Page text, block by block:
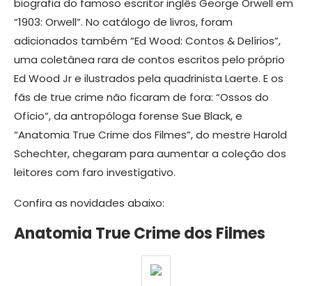
biografia do famoso escritor inglês George Orwell em
“1903: Orwell”. No catálogo de livros, foram
adicionados também “Ed Wood: Contos & Delírios”,
uma coletânea rara de contos escritos pelo próprio
Ed Wood Jr e ilustrados pela quadrinista Laerte. E os
fãs de true crime não ficaram de fora: “Ossos do
Ofício”, da antropóloga forense Sue Black, e
“Anatomia True Crime dos Filmes”, do mestre Harold
Schechter, chegaram para aumentar a coleção dos
leitores com faro investigativo.
Confira as novidades abaixo:
Anatomia True Crime dos Filmes